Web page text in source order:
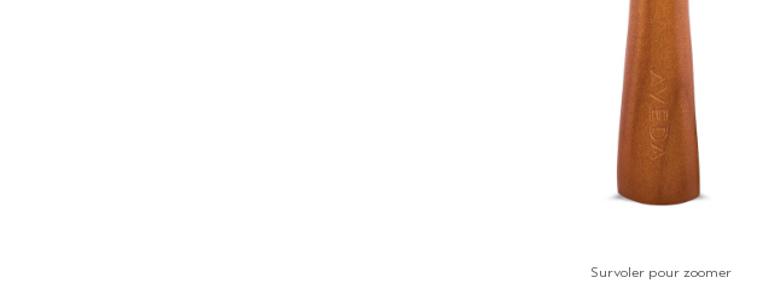
Survoler pour zoomer